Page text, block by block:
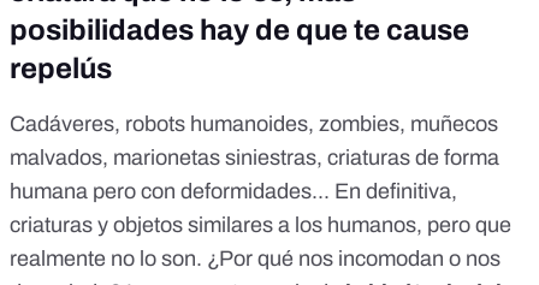
posibilidades hay de que te cause
repelús
Cadáveres, robots humanoides, zombies, muñecos
malvados, marionetas siniestras, criaturas de forma
humana pero con deformidades... En definitiva,
criaturas y objetos similares a los humanos, pero que
realmente no lo son. ¿Por qué nos incomodan o nos